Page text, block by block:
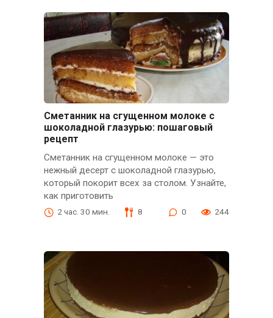
Сметанник на сгущенном молоке с
шоколадной глазурью: пошаговый
рецепт
Сметанник на сгущенном молоке — это
нежный десерт с шоколадной глазурью,
который покорит всех за столом. Узнайте,
как приготовить
2 час. 30 мин. 8 0 244